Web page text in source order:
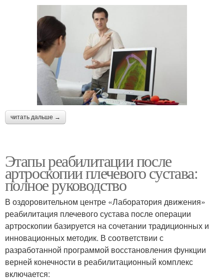
читать дальше →
Этапы реабилитации после
артроскопии плечевого сустава:
полное руководство
В оздоровительном центре «Лаборатория движения»
реабилитация плечевого сустава после операции
артроскопии базируется на сочетании традиционных и
инновационных методик. В соответствии с
разработанной программой восстановления функции
верней конечности в реабилитационный комплекс
включается: